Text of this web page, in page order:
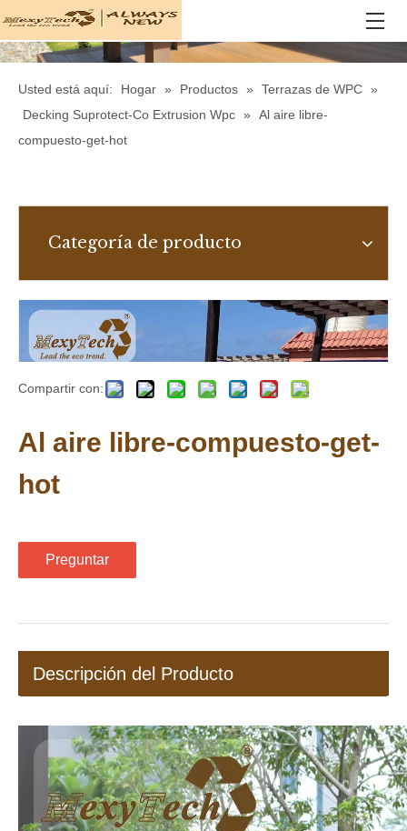
compuesto-get-hot
Categoría de producto
Compartir con:
Al aire libre-compuesto-get-